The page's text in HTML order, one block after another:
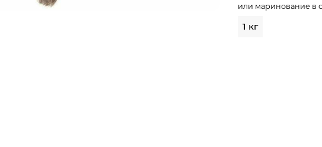
или маринование в
1 кг